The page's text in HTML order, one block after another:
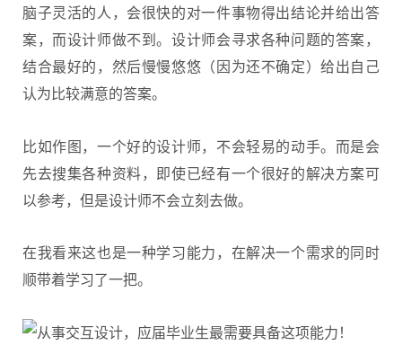
脑子灵活的人，会很快的对一件事物得出结论并给出答
案，而设计师做不到。设计师会寻求各种问题的答案，
结合最好的，然后慢慢悠悠（因为还不确定）给出自己
认为比较满意的答案。
比如作图，一个好的设计师，不会轻易的动手。而是会
先去搜集各种资料，即使已经有一个很好的解决方案可
以参考，但是设计师不会立刻去做。
在我看来这也是一种学习能力，在解决一个需求的同时
顺带着学习了一把。